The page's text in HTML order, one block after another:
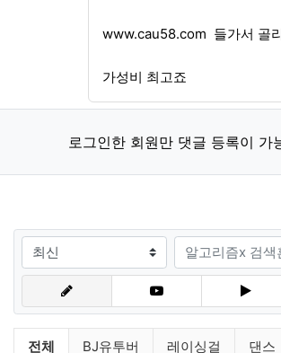
www.cau58.com 들가서 골
가성비 최고죠
로그인한 회원만 댓글 등록이 가
검색조건
검색어
유튜브링크 분류 목록
전체 BJ유투버 레이싱걸 댄스